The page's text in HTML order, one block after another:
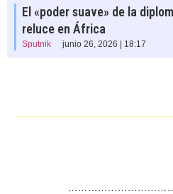
El «poder suave» de la
reluce en África
Sputnik junio 26, 2026 | 18:17